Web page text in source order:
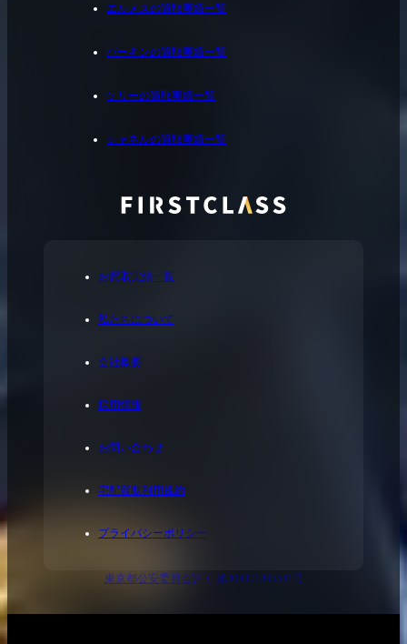
お買取実績一覧
私たちについて
会社概要
採用情報
お問い合わせ
宅配買取利用規約
プライバシーポリシー
東京都公安委員会許可 第304371805541号
エルメスの買取実績一覧
バーキンの買取実績一覧
ケリーの買取実績一覧
シャネルの買取実績一覧